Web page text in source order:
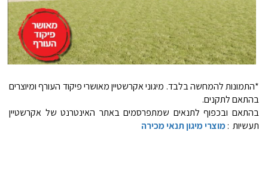
*התמונות להמחשה בלבד. מיגוני אקרשטיין מאושרי פיקוד העורף ומיוצרים
בהתאם לתקנים.
בהתאם ובכפוף לתנאים שמתפרסמים באתר האינטרנט של אקרשטיין
תעשיות :מוצרי מיגון תנאי מכירה